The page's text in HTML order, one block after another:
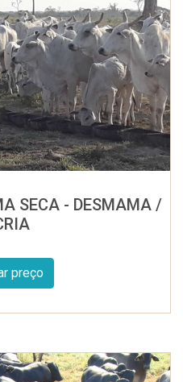
SECA - DESMAMA /
preço